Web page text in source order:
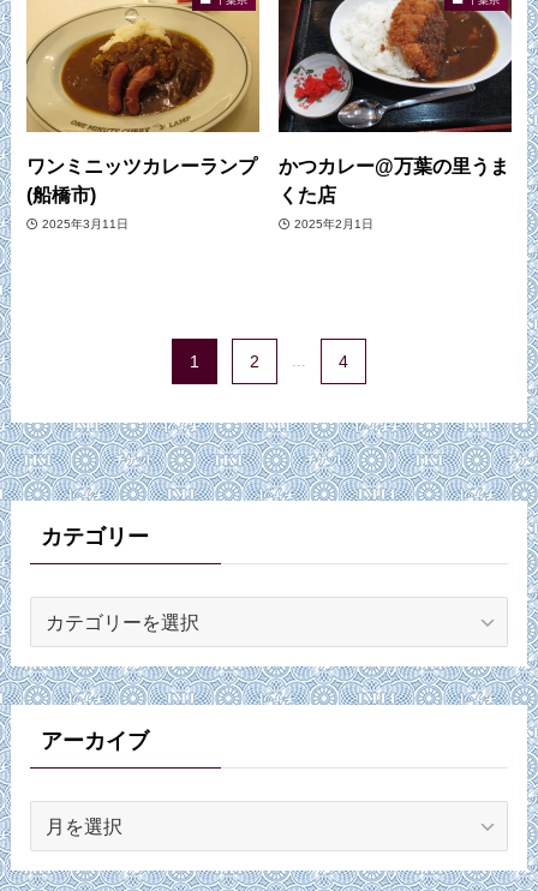
ワンミニッツカレーランプ
(船橋市)
2025年3月11日
かつカレー@万葉の里うま
くた店
2025年2月1日
1 2 4
カテゴリー
ゴ
リ
ーアーカイブ
カ